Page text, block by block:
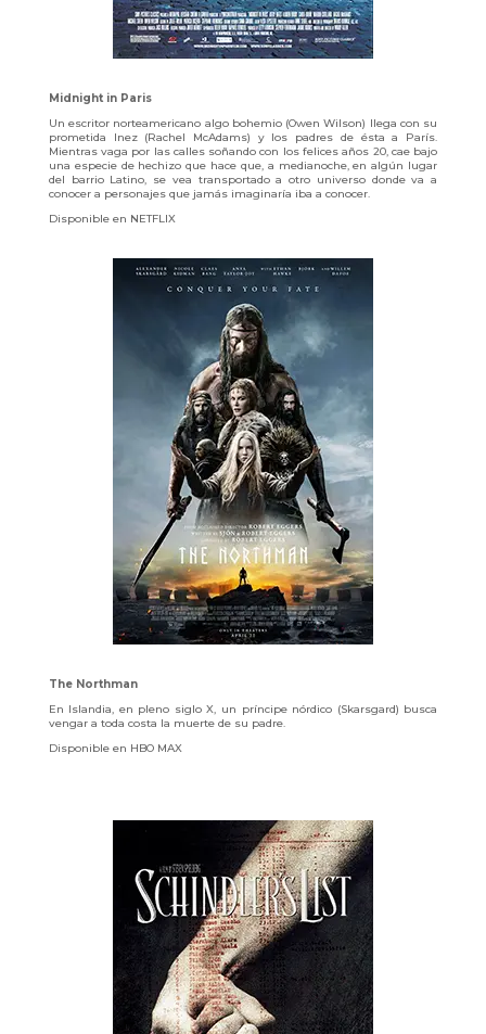
Midnight in Paris
Un escritor norteamericano algo bohemio (Owen Wilson) llega con su
prometida Inez (Rachel McAdams) y los padres de ésta a París.
Mientras vaga por las calles soñando con los felices años 20, cae bajo
una especie de hechizo que hace que, a medianoche, en algún lugar
del barrio Latino, se vea transportado a otro universo donde va a
conocer a personajes que jamás imaginaría iba a conocer.
Disponible en NETFLIX
The Northman
En Islandia, en pleno siglo X, un príncipe nórdico (Skarsgard) busca
vengar a toda costa la muerte de su padre.
Disponible en HBO MAX